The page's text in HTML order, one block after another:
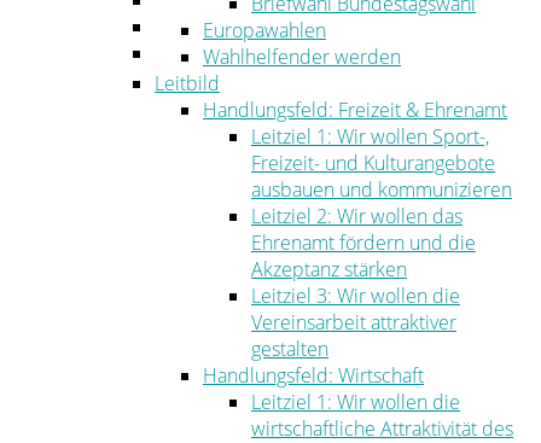
Umwelt
Ordnung
Europawahlen
Wahlhelfender werden
Leitbild
Handlungsfeld: Freizeit & Ehrenamt
Leitziel 1: Wir wollen Sport-,
Freizeit- und Kulturangebote
ausbauen und kommunizieren
Leitziel 2: Wir wollen das
Ehrenamt fördern und die
Akzeptanz stärken
Leitziel 3: Wir wollen die
Vereinsarbeit attraktiver
gestalten
Handlungsfeld: Wirtschaft
Leitziel 1: Wir wollen die
wirtschaftliche Attraktivität des